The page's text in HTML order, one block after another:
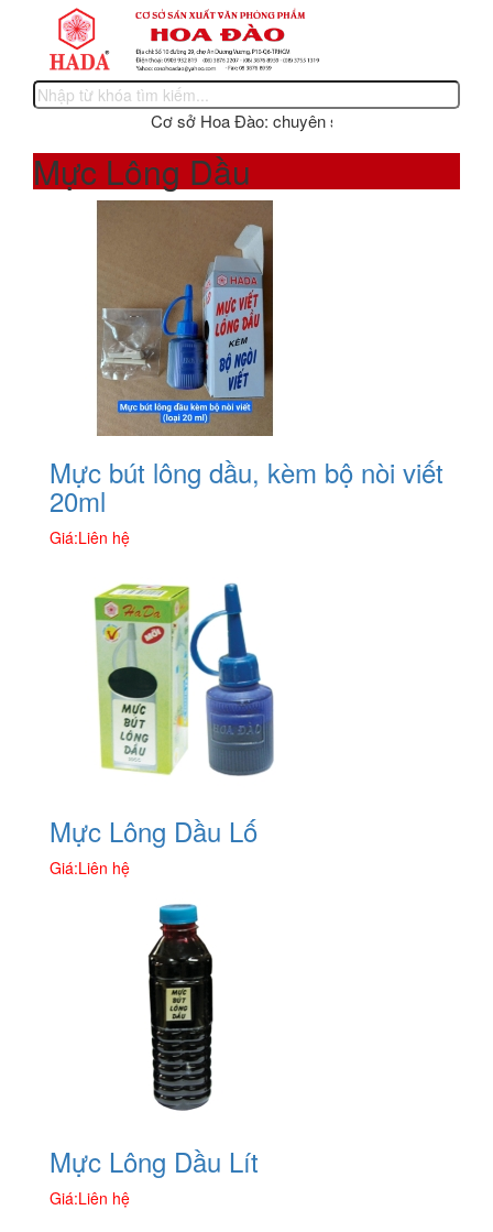
Cơ sở Hoa Đào: chuyên sản xuất các sản
Mực Lông Dầu
Mực bút lông dầu, kèm bộ nòi viết
20ml
Giá:Liên hệ
Mực Lông Dầu Lố
Giá:Liên hệ
Mực Lông Dầu Lít
Giá:Liên hệ